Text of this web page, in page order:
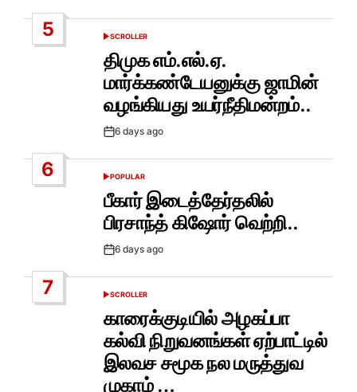
5
POSTED
SCROLLER
திமுக எம்.எல்.ஏ.
மார்க்கண்டேயனுக்கு ஜாமின்
வழங்கியது உயர்நீதிமன்றம்..
Post6 days ago
6
POSTED
POPULAR
பீகார் இடைத்தேர்தலில்
பிரசாந்த் கிஷோர் வெற்றி..
Post6 days ago
7
POSTED
SCROLLER
காரைக்குடியில் அழகப்பா
கல்வி நிறுவனங்கள் ஏற்பாட்டில்
இலவச சமூக நல மருத்துவ
முகாம் …